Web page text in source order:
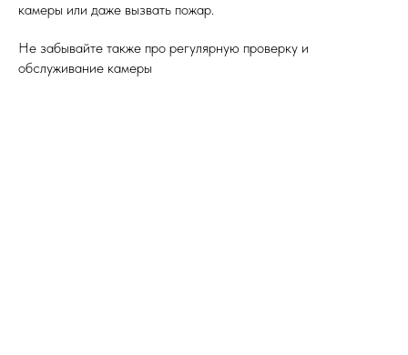
камеры или даже вызвать пожар.
Не забывайте также про регулярную проверку и
обслуживание камеры